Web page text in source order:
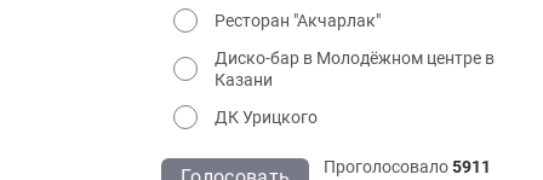
Ресторан "Акчарлак"
Диско-бар в Молодёжном центре в
Казани
ДК Урицкого
Проголосовало5911